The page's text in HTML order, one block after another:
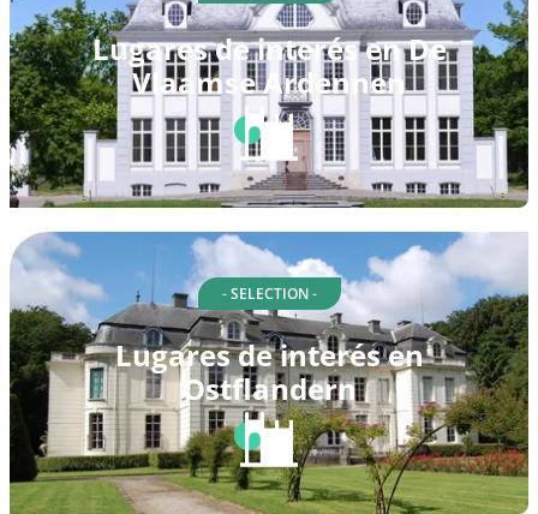
Lugares de interés en De
Vlaamse Ardennen
- SELECTION -
Lugares de interés en
Ostflandern